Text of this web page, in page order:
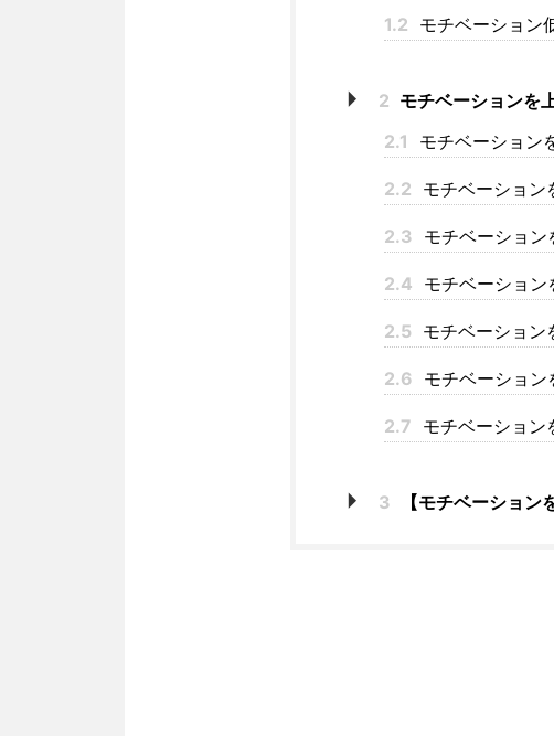
1.2 モチベーション
2 モチベーションを
2.1
モチベーショ
2.2 モチベーショ
2.3 モチベーショ
2.4 モチベーショ
2.5 モチベーショ
2.6 モチベーショ
2.7 モチベーショ
3 【モチベーション